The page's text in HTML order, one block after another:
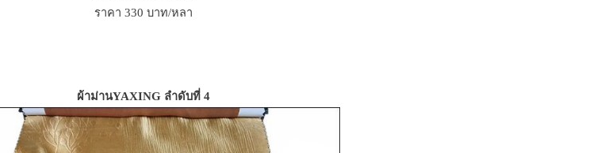
ราคา 330 บาท/หลา
ผ้าม่านYAXING ลำดับที่ 4